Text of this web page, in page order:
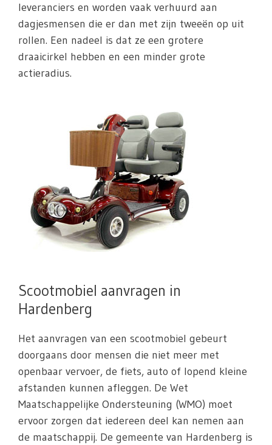
leveranciers en worden vaak verhuurd aan
dagjesmensen die er dan met zijn tweeën op uit
rollen. Een nadeel is dat ze een grotere
draaicirkel hebben en een minder grote
actieradius.
Scootmobiel aanvragen in
Hardenberg
Het aanvragen van een scootmobiel gebeurt
doorgaans door mensen die niet meer met
openbaar vervoer, de fiets, auto of lopend kleine
afstanden kunnen afleggen. De Wet
Maatschappelijke Ondersteuning (WMO) moet
ervoor zorgen dat iedereen deel kan nemen aan
de maatschappij. De gemeente van Hardenberg is